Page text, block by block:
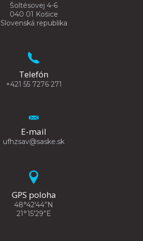
Šoltésovej 4-6
040 01 Košice
Slovenská republika
Telefón
+421 55 7276 271
E-mail
ufhzsav@saske.sk
GPS poloha
48°42'44”N
21°15'29”E